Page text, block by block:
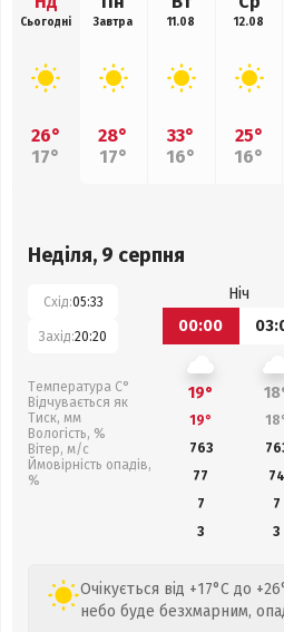
Сьогодні
26°
17°
Завтра
28°
17°
11.08
33°
16°
12.08
25°
16°
Неділя, 9 серпня
Схід:05:33
Захід:20:20
Температура С°
Відчувається як
Тиск, мм
Вологість, %
Вітер, м/с
Ймовірність опадів,
%
Ніч
00:00
19°
19°
763
77
74
7
7
3
3
Очікується від +17°C до
небо буде безхмарним,